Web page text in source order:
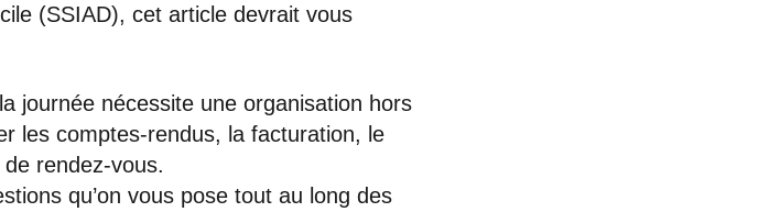
(SSIAD), cet article devrait vous
journée nécessite une organisation hors
les comptes-rendus, la facturation, le
rendez-vous.
qu’on vous pose tout au long des